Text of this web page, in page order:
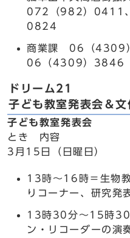
072（982）0411
0824
商業課 06（4309
06（4309）3846
ドリーム21
子ども教室発表会＆文
子ども教室発表会
とき 内容
3月15日（日曜日）
13時～16時＝生物
りコーナー、研究発
13時30分～15時30
ン・リコーダーの演